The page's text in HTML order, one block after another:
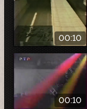
00:10
00:10